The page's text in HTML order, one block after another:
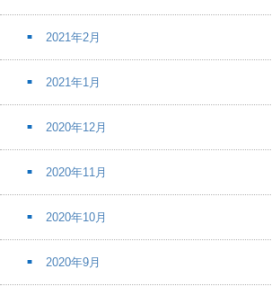
2021年2月
2021年1月
2020年12月
2020年11月
2020年10月
2020年9月